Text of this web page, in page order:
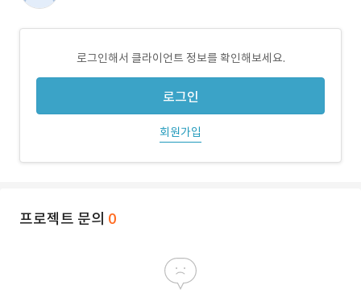
로그인해서 클라이언트 정보를 확인해보세요.
로그인
회원가입
프로젝트 문의 0